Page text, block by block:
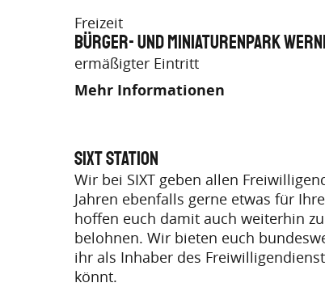
Freizeit
Bürger- und Miniaturenpark
ermäßigter Eintritt
Mehr Informationen
SIXT Station
Wir bei SIXT geben allen
Jahren ebenfalls gerne etwas für
hoffen euch damit auch weiterhin
belohnen. Wir bieten euch
ihr als Inhaber des
könnt.